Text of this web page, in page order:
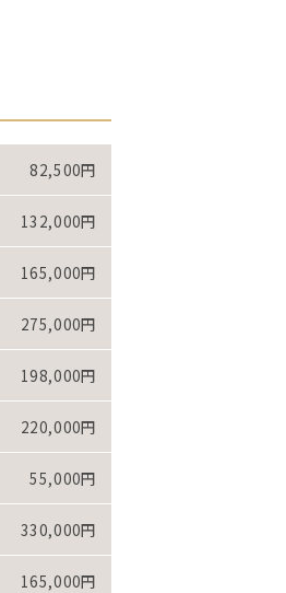
82,500円
132,000円
165,000円
275,000円
198,000円
220,000円
55,000円
330,000円
165,000円